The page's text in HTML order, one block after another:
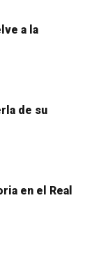
a la
de su
en el Real